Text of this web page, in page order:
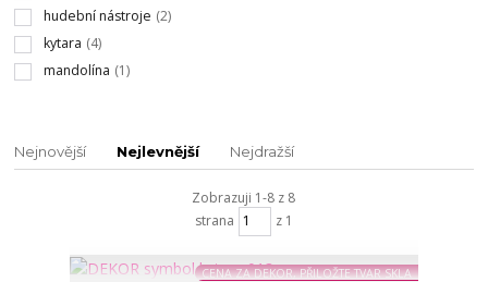
hudební nástroje (2)
kytara (4)
mandolína (1)
Nejnovější Nejlevnější Nejdražší
Zobrazuji 1-8 z 8
strana
z 1
CENA ZA DEKOR, PŘILOŽTE TVAR SKLA